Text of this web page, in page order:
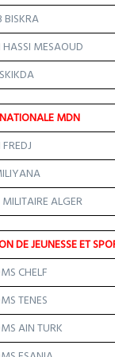
BISKRA
HASSI MESAOUD
MDN
MILITAIRE ALGER
DE JEUNESSE ET
CHELF
TENES
AIN TURK